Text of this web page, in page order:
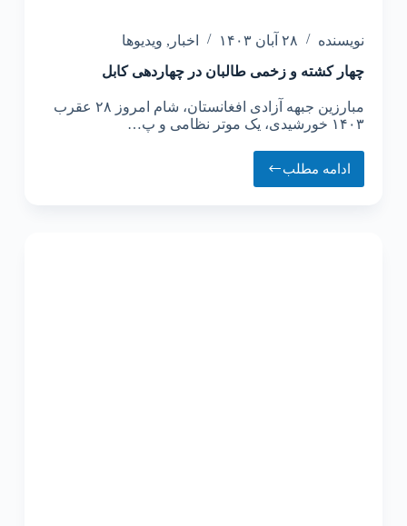
نویسنده ۲۸ آبان ۱۴۰۳ اخبار , ویدیوها
چهار کشته و زخمی طالبان در چهاردهی کابل
مبارزین جبهه آزادی افغانستان، شام امروز ۲۸ عقرب
۱۴۰۳ خورشیدی، یک موتر نظامی و پ…
ادامه مطلب